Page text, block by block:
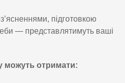
підготовкою
— представлятимуть ваші
можуть отримати: